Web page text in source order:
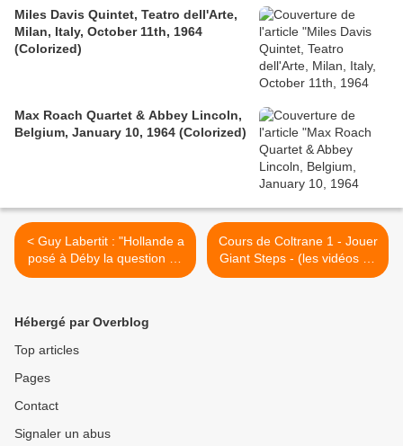
Miles Davis Quintet, Teatro dell'Arte,
Milan, Italy, October 11th, 1964
(Colorized)
Max Roach Quartet & Abbey Lincoln,
Belgium, January 10, 1964 (Colorized)
< Guy Labertit : "Hollande a
posé à Déby la question de
la disparition d'Ibni"
Cours de Coltrane 1 - Jouer
Giant Steps - (les vidéos de
Pasto) >
Hébergé par Overblog
Top articles
Pages
Contact
Signaler un abus